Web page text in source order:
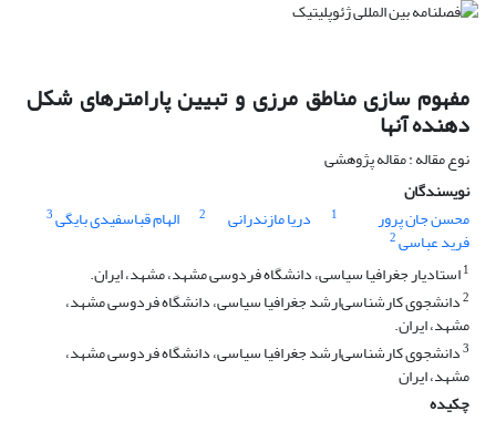
مفهوم سازی مناطق مرزی و تبیین پارامترهای شکل
دهنده آنها
نوع مقاله : مقاله پژوهشی
نویسندگان
محسن جان پرور
1 دریا مازندرانی 2 الهام قباسفیدی بایگی3
فرید عباسی2
1استادیار جغرافیا سیاسی، دانشگاه فردوسی مشهد، مشهد، ایران.
2دانشجوی کارشناسی‌ارشد جغرافیا سیاسی، دانشگاه فردوسی مشهد،
مشهد، ایران.
3دانشجوی کارشناسی‌ارشد جغرافیا سیاسی، دانشگاه فردوسی مشهد،
مشهد، ایران
چکیده